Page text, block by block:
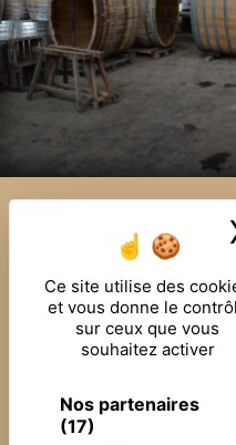
Ce site utilise des
et vous donne le
sur ceux que vous
souhaitez activer
Nos partenaires
(17)
Pourquoi